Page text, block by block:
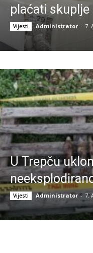
plaćati skuplje
Vijesti Administrator - 7.
U Trepču
Vijesti Administrator - 7.